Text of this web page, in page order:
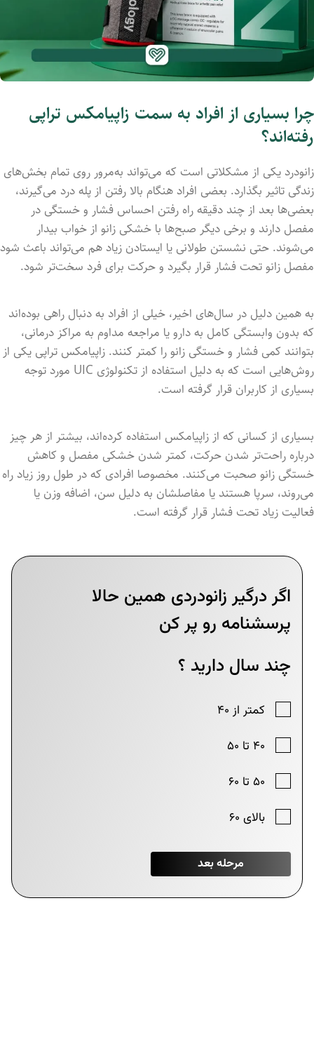
چرا بسیاری از افراد به سمت زاپیامکس تراپی
رفته‌اند؟
زانودرد یکی از مشکلاتی است که می‌تواند به‌مرور روی تمام بخش‌های
زندگی تاثیر بگذارد. بعضی افراد هنگام بالا رفتن از پله درد می‌گیرند،
بعضی‌ها بعد از چند دقیقه راه رفتن احساس فشار و خستگی در
مفصل دارند و برخی دیگر صبح‌ها با خشکی زانو از خواب بیدار
می‌شوند. حتی نشستن طولانی یا ایستادن زیاد هم می‌تواند باعث شود
مفصل زانو تحت فشار قرار بگیرد و حرکت برای فرد سخت‌تر شود.
به همین دلیل در سال‌های اخیر، خیلی از افراد به دنبال راهی بوده‌اند
که بدون وابستگی کامل به دارو یا مراجعه مداوم به مراکز درمانی،
بتوانند کمی فشار و خستگی زانو را کمتر کنند. زاپیامکس تراپی یکی از
روش‌هایی است که به دلیل استفاده از تکنولوژی UIC مورد توجه
بسیاری از کاربران قرار گرفته است.
بسیاری از کسانی که از زاپیامکس استفاده کرده‌اند، بیشتر از هر چیز
درباره راحت‌تر شدن حرکت، کمتر شدن خشکی مفصل و کاهش
خستگی زانو صحبت می‌کنند. مخصوصا افرادی که در طول روز زیاد راه
می‌روند، سرپا هستند یا مفاصلشان به دلیل سن، اضافه وزن یا
فعالیت زیاد تحت فشار قرار گرفته است.